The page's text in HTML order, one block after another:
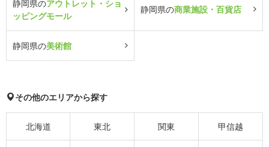
静岡県のアウトレット・ショ
ッピングモール
静岡県の商業施設・百貨店
静岡県の美術館
その他のエリアから探す
北海道 東北 関東 甲信越